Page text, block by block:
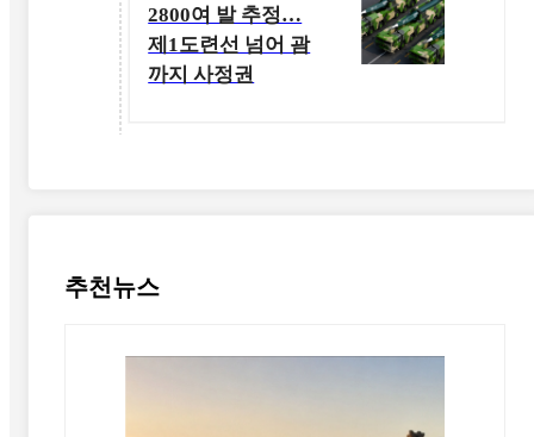
2800여 발 추정…
제1도련선 넘어 괌
까지 사정권
추천뉴스